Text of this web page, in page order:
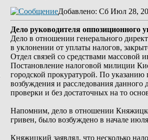
Добавлено: Сб Июл 28,
Дело руководителя оппозиционного
Дело в отношении генерального
в уклонении от уплаты налогов,
Отдел связей со средствами
Постановление налоговой милиции
городской прокуратурой. По
возбуждения и расследования
проверки и без достаточных на то
Напомним, дело в отношении
гривен, было возбуждено в начале
Княжицкий заявлял, что несколько